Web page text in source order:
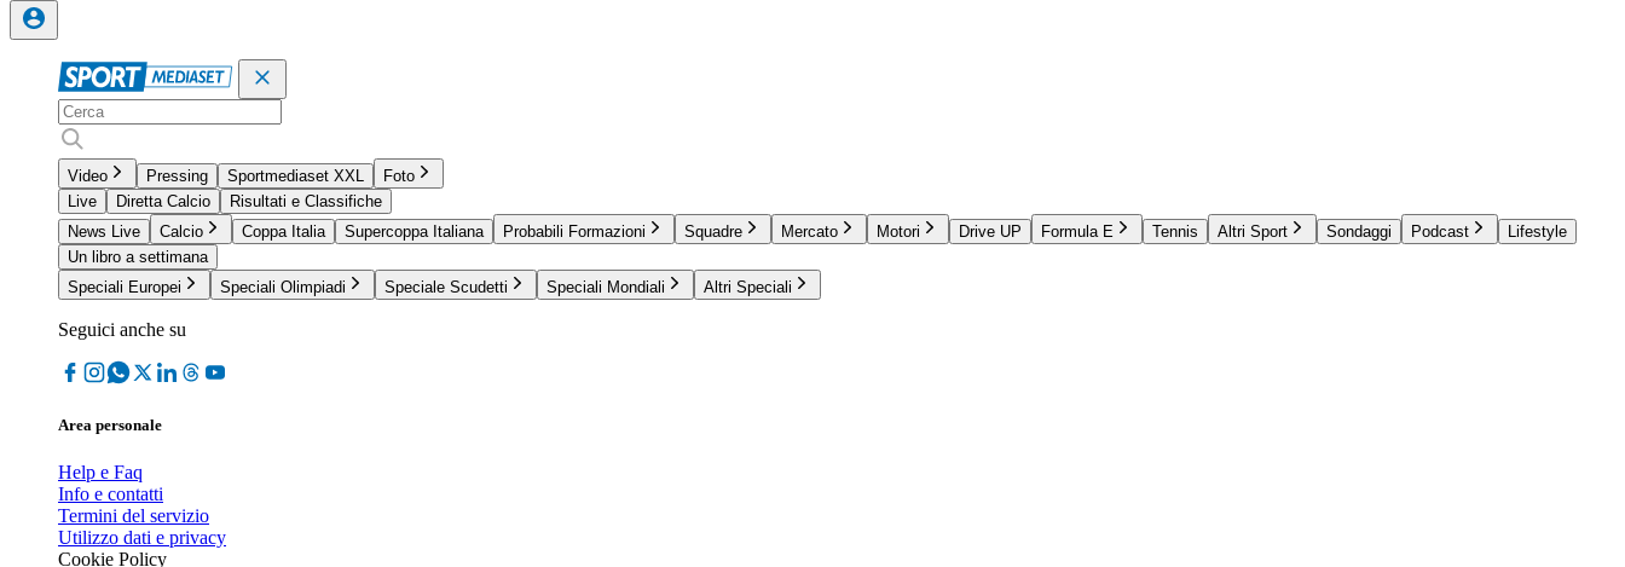
Video Pressing Sportmediaset XXL
Foto
Live
Diretta Calcio
Risultati e Classifiche
News Live
Calcio Coppa Italia Supercoppa Italiana Probabili Formazioni Squadre Mercato Motori Drive UP Formula E Tennis Altri Sport Sondaggi Podcast
Lifestyle
Un libro a settimana
Speciali Europei
Speciali Olimpiadi Speciale Scudetti Speciali Mondiali Altri Speciali
Seguici anche su
Area personale
Help e Faq
Info e contatti
Termini del servizio
Utilizzo dati e privacy
Cookie Policy